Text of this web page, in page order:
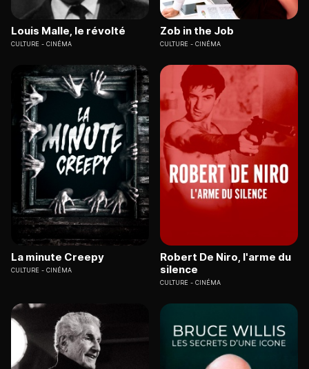
Louis Malle, le révolté
CULTURE CINÉMA
Zob in the Job
CULTURE CINÉMA
La minute Creepy
CULTURE CINÉMA
Robert De Niro, l'arme du
silence
CULTURE CINÉMA